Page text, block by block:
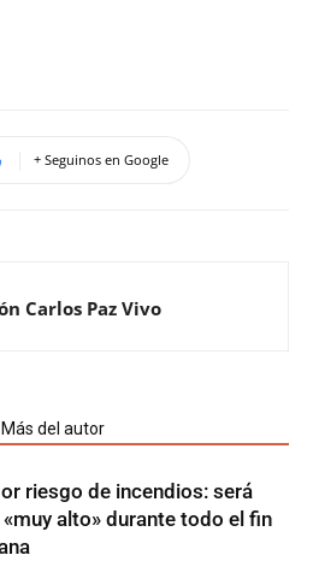
+ Seguinos en Google
Carlos Paz Vivo
Más del autor
riesgo de incendios: será
«muy alto» durante todo el fin